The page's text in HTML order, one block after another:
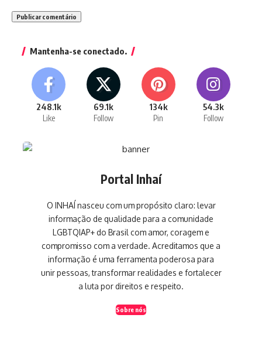
Mantenha-se conectado.
248.1k
Like
69.1k
Follow
134k
Pin
54.3k
Follow
Portal Inhaí
O INHAÍ nasceu com um propósito claro: levar
informação de qualidade para a comunidade
LGBTQIAP+ do Brasil com amor, coragem e
compromisso com a verdade. Acreditamos que a
informação é uma ferramenta poderosa para
unir pessoas, transformar realidades e fortalecer
a luta por direitos e respeito.
Sobre nós